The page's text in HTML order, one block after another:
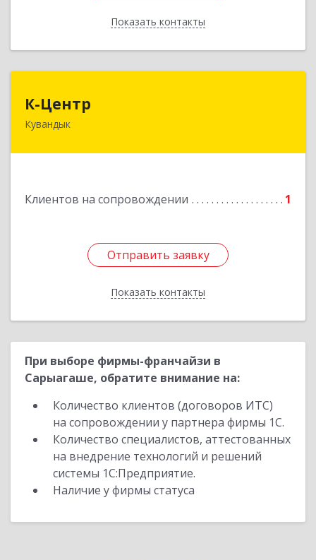
Показать контакты
Назад
К-Центр
Кувандык
Клиентов на сопровождении 1
Отправить заявку
Показать контакты
462243, Оренбургская обл, Кувандыкский р-н,
Отправить заявку
Назад
При выборе фирмы-франчайзи в
Сарыагаше, обратите внимание на:
Количество клиентов (договоров ИТС)
на сопровождении у партнера фирмы 1С.
Количество специалистов, аттестованных
на внедрение технологий и решений
системы 1С:Предприятие.
Наличие у фирмы статуса